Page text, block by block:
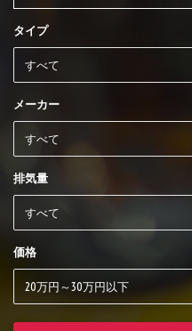
タイプ
メーカー
排気量
価格